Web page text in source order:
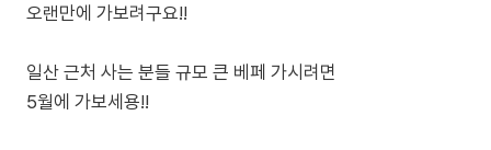
오랜만에 가보려구요!!
일산 근처 사는 분들 규모 큰 베페 가시려면
5월에 가보세용!!